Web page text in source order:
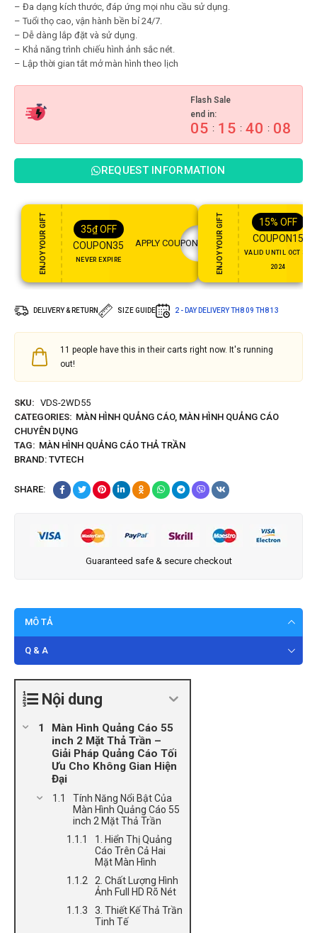
– Đa dạng kích thước, đáp ứng mọi nhu cầu sử dụng.
– Tuổi thọ cao, vận hành bền bỉ 24/7.
– Dễ dàng lắp đặt và sử dụng.
– Khả năng trình chiếu hình ảnh sắc nét.
– Lập thời gian tắt mở màn hình theo lịch
Flash Sale
end in:
05 : 15 : 40 : 07
REQUEST INFORMATION
ENJOY YOUR GIFT 35₫ OFF
COUPON35
NEVER EXPIRE
APPLY COUPON ENJOY YOUR GIFT 15% OFF
COUPON15
VALID UNTIL OCT 31,
2024
DELIVERY & RETURN SIZE GUIDE 2 - DAY DELIVERYTH8 09 TH8 13
11 people have this in their carts right now. It's running
out!
SKU: VDS-2WD55
CATEGORIES: MÀN HÌNH QUẢNG CÁO, MÀN HÌNH QUẢNG CÁO
CHUYÊN DỤNG
TAG: MÀN HÌNH QUẢNG CÁO THẢ TRẦN
BRAND: TVTECH
SHARE:
Guaranteed safe & secure checkout
MÔ TẢ
Q & A
Nội dung
Màn Hình Quảng Cáo 55
inch 2 Mặt Thả Trần –
Giải Pháp Quảng Cáo Tối
Ưu Cho Không Gian Hiện
Đại
Tính Năng Nổi Bật Của
Màn Hình Quảng Cáo 55
inch 2 Mặt Thả Trần
1. Hiển Thị Quảng
Cáo Trên Cả Hai
Mặt Màn Hình
2. Chất Lượng Hình
Ảnh Full HD Rõ Nét
3. Thiết Kế Thả Trần
Tinh Tế